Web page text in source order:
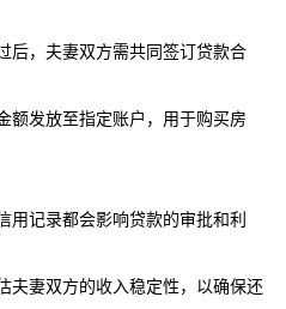
后，夫妻双方需共同签订贷款合
额发放至指定账户，用于购买房
用记录都会影响贷款的审批和利
夫妻双方的收入稳定性，以确保还